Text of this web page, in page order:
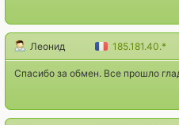
Леонид 185.181.40.*
Спасибо за обмен. Все прошло